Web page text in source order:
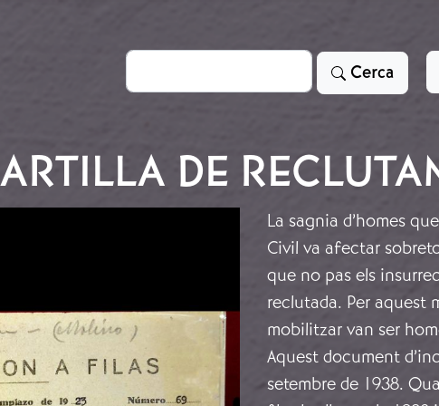
Cerca Cerca
DE
La sagnia d’homes
Civil va afectar
que no pas els
reclutada. Per aquest
mobilitzar van ser
Aquest document
setembre de 1938.